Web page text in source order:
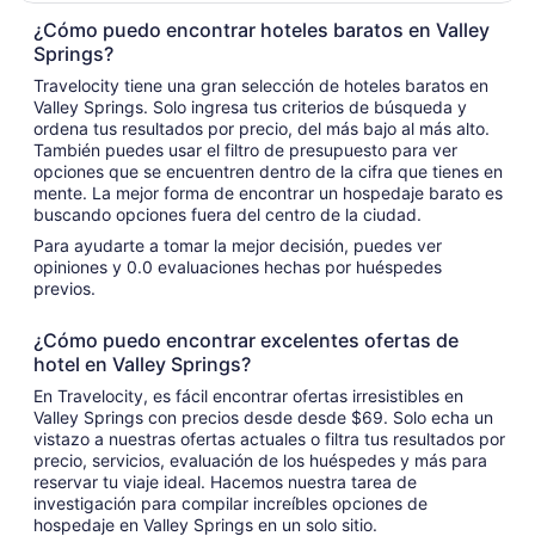
¿Cómo puedo encontrar hoteles baratos en Valley
Springs?
Travelocity tiene una gran selección de hoteles baratos en
Valley Springs. Solo ingresa tus criterios de búsqueda y
ordena tus resultados por precio, del más bajo al más alto.
También puedes usar el filtro de presupuesto para ver
opciones que se encuentren dentro de la cifra que tienes en
mente. La mejor forma de encontrar un hospedaje barato es
buscando opciones fuera del centro de la ciudad.
Para ayudarte a tomar la mejor decisión, puedes ver
opiniones y 0.0 evaluaciones hechas por huéspedes
previos.
¿Cómo puedo encontrar excelentes ofertas de
hotel en Valley Springs?
En Travelocity, es fácil encontrar ofertas irresistibles en
Valley Springs con precios desde desde $69. Solo echa un
vistazo a nuestras ofertas actuales o filtra tus resultados por
precio, servicios, evaluación de los huéspedes y más para
reservar tu viaje ideal. Hacemos nuestra tarea de
investigación para compilar increíbles opciones de
hospedaje en Valley Springs en un solo sitio.